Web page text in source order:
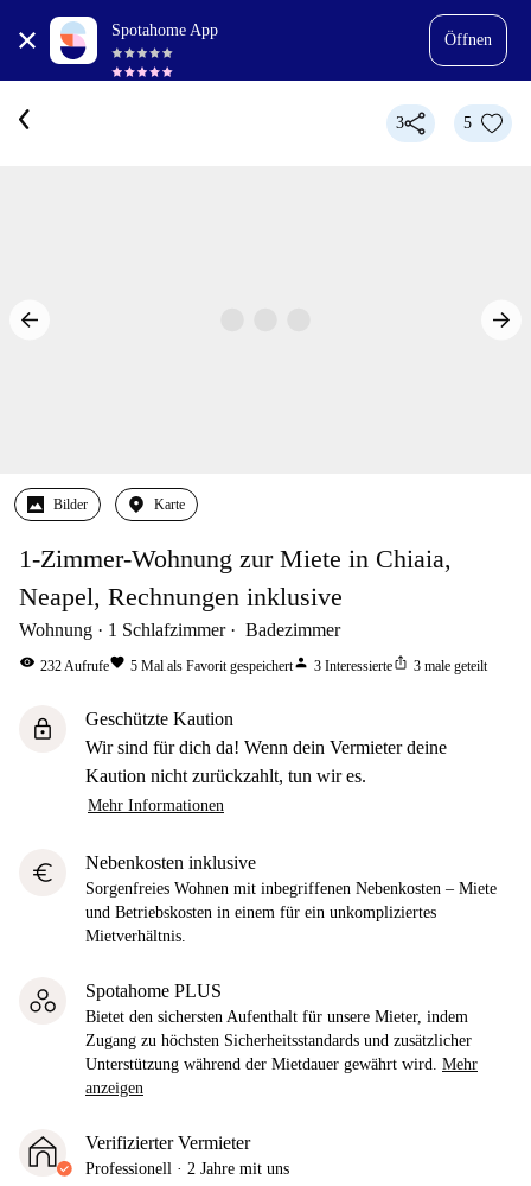
Spotahome App
Öffnen
3 5
Bilder Karte
1-Zimmer-Wohnung zur Miete in Chiaia,
Neapel, Rechnungen inklusive
Wohnung 1 Schlafzimmer Badezimmer
visibility 232Aufrufefavorite 5 Mal als Favorit gespeichertperson 3 Interessierteios_share 3 male geteilt
lock
Geschützte Kaution
Wir sind für dich da! Wenn dein Vermieter deine
Kaution nicht zurückzahlt, tun wir es.
Mehr Informationen
euro Nebenkosten inklusive
Sorgenfreies Wohnen mit inbegriffenen Nebenkosten – Miete
und Betriebskosten in einem für ein unkompliziertes
Mietverhältnis.
Spotahome PLUS
Bietet den sichersten Aufenthalt für unsere Mieter, indem
Zugang zu höchsten Sicherheitsstandards und zusätzlicher
Unterstützung während der Mietdauer gewährt wird. Mehr
anzeigen
Verifizierter Vermieter
Professionell · 2 Jahre mit uns